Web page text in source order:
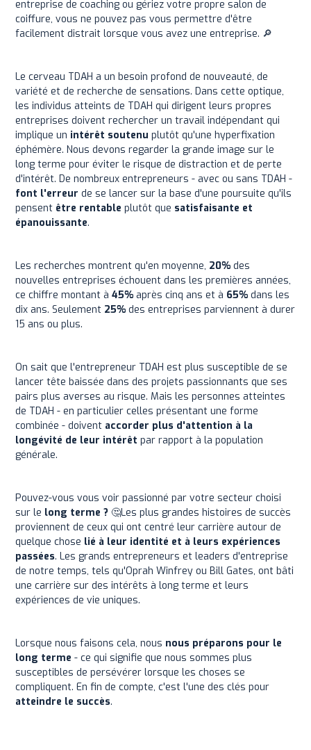
entreprise de coaching ou gériez votre propre salon de
coiffure, vous ne pouvez pas vous permettre d'être
facilement distrait lorsque vous avez une entreprise. 🔎
Le cerveau TDAH a un besoin profond de nouveauté, de
variété et de recherche de sensations. Dans cette optique,
les individus atteints de TDAH qui dirigent leurs propres
entreprises doivent rechercher un travail indépendant qui
implique un intérêt soutenu plutôt qu'une hyperfixation
éphémère. Nous devons regarder la grande image sur le
long terme pour éviter le risque de distraction et de perte
d'intérêt. De nombreux entrepreneurs - avec ou sans TDAH -
font l'erreurde se lancer sur la base d'une poursuite qu'ils
pensent être rentable plutôt que satisfaisante et
épanouissante.
Les recherches montrent qu'en moyenne, 20% des
nouvelles entreprises échouent dans les premières années,
ce chiffre montant à 45% après cinq ans et à 65% dans les
dix ans. Seulement 25% des entreprises parviennent à durer
15 ans ou plus.
On sait que l'entrepreneur TDAH est plus susceptible de se
lancer tête baissée dans des projets passionnants que ses
pairs plus averses au risque. Mais les personnes atteintes
de TDAH - en particulier celles présentant une forme
combinée - doivent accorder plus d'attention à la
longévité de leur intérêt par rapport à la population
générale.
Pouvez-vous vous voir passionné par votre secteur choisi
sur le long terme ?🤔Les plus grandes histoires de succès
proviennent de ceux qui ont centré leur carrière autour de
quelque chose lié à leur identité et à leurs expériences
passées. Les grands entrepreneurs et leaders d'entreprise
de notre temps, tels qu'Oprah Winfrey ou Bill Gates, ont bâti
une carrière sur des intérêts à long terme et leurs
expériences de vie uniques.
Lorsque nous faisons cela, nous nous préparons pour le
long terme - ce qui signifie que nous sommes plus
susceptibles de persévérer lorsque les choses se
compliquent. En fin de compte, c'est l'une des clés pour
atteindre le succès.